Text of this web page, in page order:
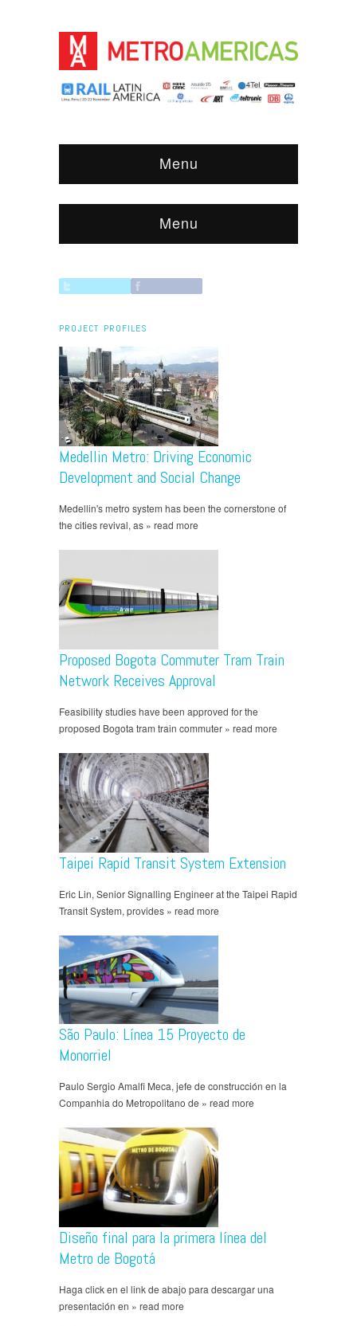
Menu
Menu
PROJECT PROFILES
Medellin Metro: Driving Economic
Development and Social Change
Medellin's metro system has been the cornerstone of
the cities revival, as » read more
Proposed Bogota Commuter Tram Train
Network Receives Approval
Feasibility studies have been approved for the
proposed Bogota tram train commuter » read more
Taipei Rapid Transit System Extension
Eric Lin, Senior Signalling Engineer at the Taipei Rapid
Transit System, provides » read more
São Paulo: Línea 15 Proyecto de
Monorriel
Paulo Sergio Amalfi Meca, jefe de construcción en la
Companhia do Metropolitano de » read more
Diseño final para la primera línea del
Metro de Bogotá
Haga click en el link de abajo para descargar una
presentación en » read more